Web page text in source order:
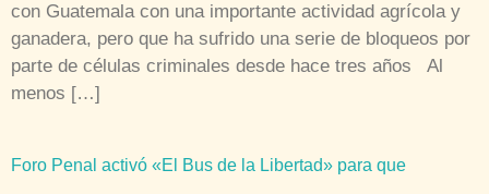
con Guatemala con una importante actividad agrícola y
ganadera, pero que ha sufrido una serie de bloqueos por
parte de células criminales desde hace tres años Al
menos […]
Foro Penal activó «El Bus de la Libertad» para que